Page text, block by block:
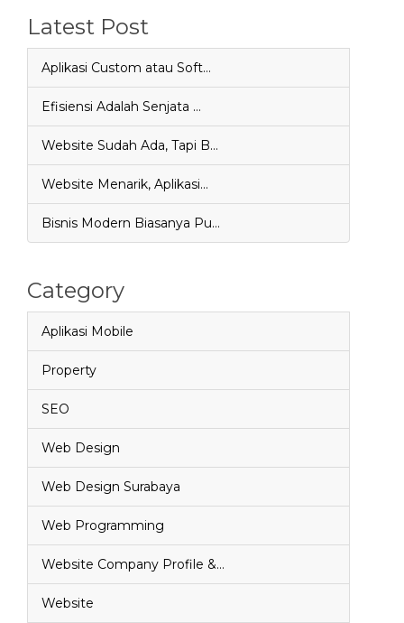
Latest Post
Aplikasi Custom atau Soft…
Efisiensi Adalah Senjata …
Website Sudah Ada, Tapi B…
Website Menarik, Aplikasi…
Bisnis Modern Biasanya Pu…
Category
Aplikasi Mobile
Property
SEO
Web Design
Web Design Surabaya
Web Programming
Website Company Profile &…
Website